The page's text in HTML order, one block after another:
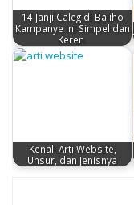
14 Janji Caleg di Baliho
Kampanye Ini Simpel dan
Keren
Kenali Arti Website,
Unsur, dan Jenisnya